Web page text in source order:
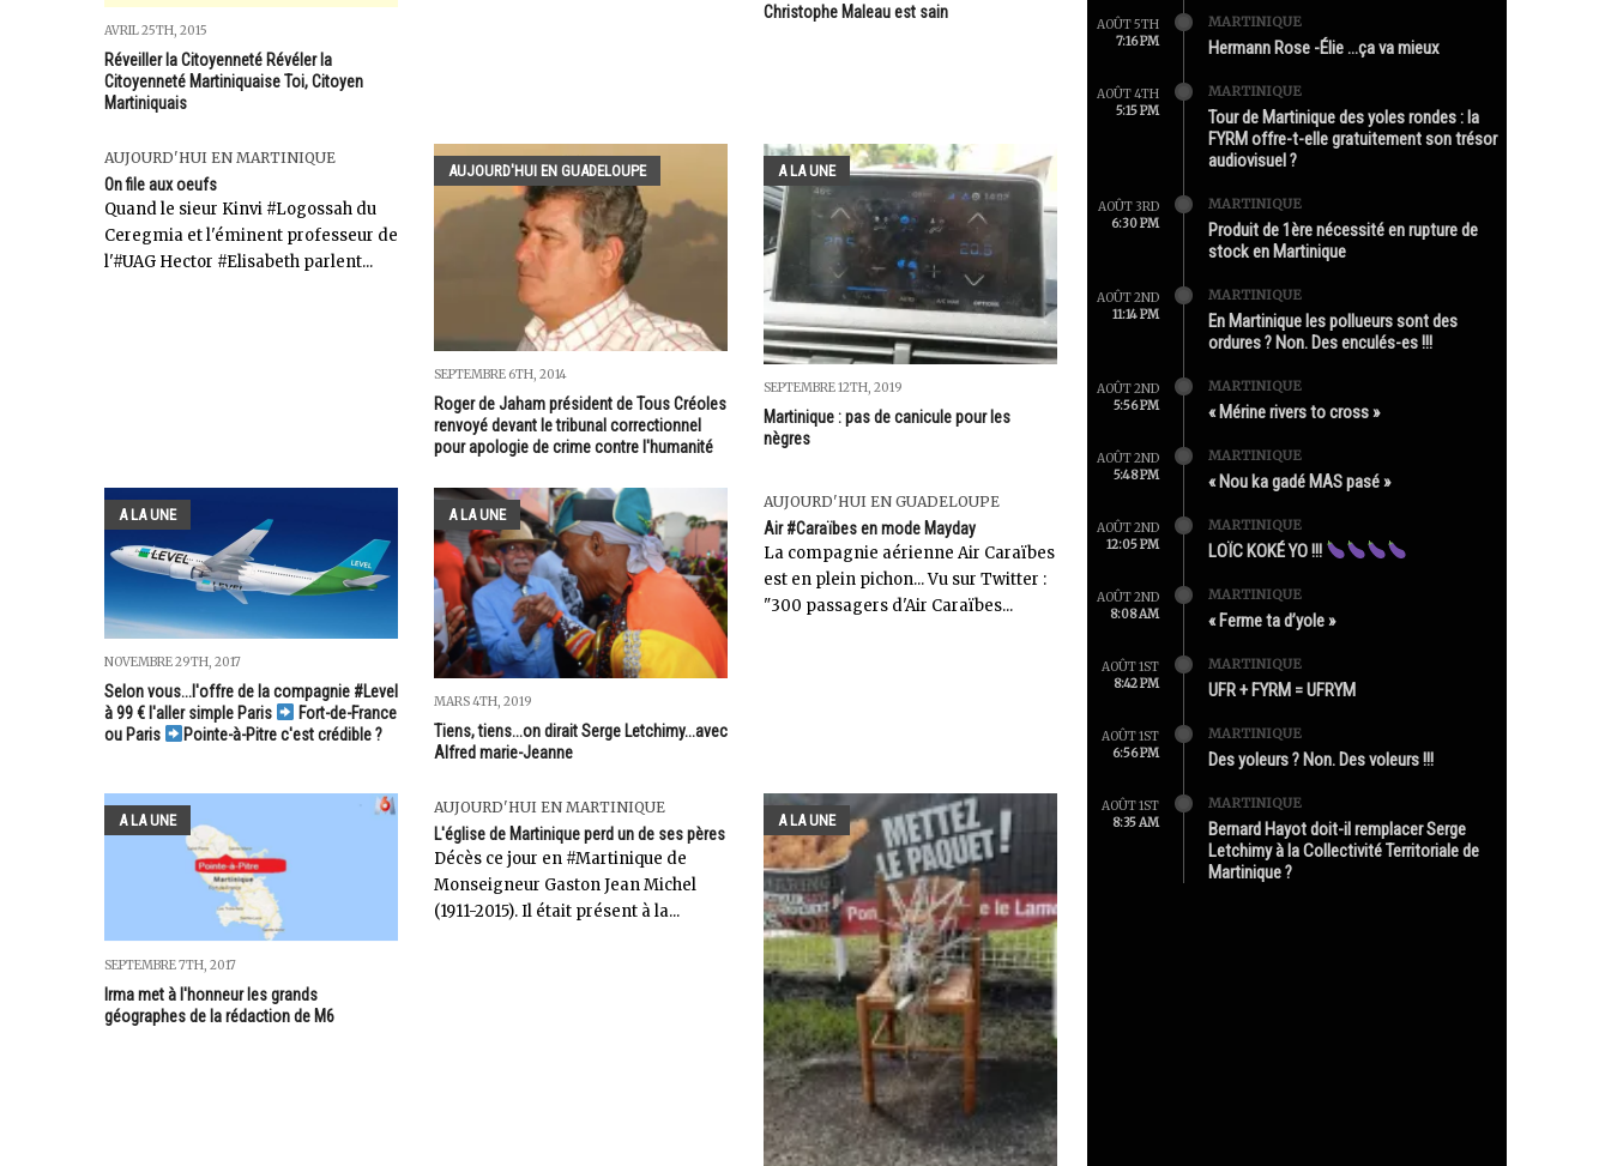
AVRIL 25TH, 2015
Réveiller la Citoyenneté Révéler la
Citoyenneté Martiniquaise Toi, Citoyen
Martiniquais
Christophe Maleau est sain
AUJOURD'HUI EN MARTINIQUE
On file aux oeufs
Quand le sieur Kinvi #Logossah du
Ceregmia et l'éminent professeur de
l'#UAG Hector #Elisabeth parlent...
AUJOURD'HUI EN GUADELOUPE
SEPTEMBRE 6TH, 2014
Roger de Jaham président de Tous Créoles
renvoyé devant le tribunal correctionnel
pour apologie de crime contre l'humanité
A LA UNE
SEPTEMBRE 12TH, 2019
Martinique : pas de canicule pour les
nègres
A LA UNE
NOVEMBRE 29TH, 2017
Selon vous...l'offre de la compagnie #Level
à 99 € l'aller simple Paris
Fort-de-France
ou Paris
Pointe-à-Pitre c'est crédible ?
A LA UNE
MARS 4TH, 2019
Tiens, tiens...on dirait Serge Letchimy...avec
Alfred marie-Jeanne
AUJOURD'HUI EN GUADELOUPE
Air #Caraïbes en mode Mayday
La compagnie aérienne Air Caraïbes
est en plein pichon... Vu sur Twitter :
"300 passagers d'Air Caraïbes...
A LA UNE
SEPTEMBRE 7TH, 2017
Irma met à l'honneur les grands
géographes de la rédaction de M6
AUJOURD'HUI EN MARTINIQUE
L'église de Martinique perd un de ses pères
Décès ce jour en #Martinique de
Monseigneur Gaston Jean Michel
(1911-2015). Il était présent à la...
A LA UNE
AOÛT 5TH
7:16 PM
MARTINIQUE
Hermann Rose -Élie …ça va mieux
AOÛT 4TH
5:15 PM
MARTINIQUE
Tour de Martinique des yoles rondes : la
FYRM offre-t-elle gratuitement son trésor
audiovisuel ?
AOÛT 3RD
6:30 PM
MARTINIQUE
Produit de 1ère nécessité en rupture de
stock en Martinique
AOÛT 2ND
11:14 PM
MARTINIQUE
En Martinique les pollueurs sont des
ordures ? Non. Des enculés-es !!!
AOÛT 2ND
5:56 PM
MARTINIQUE
« Mérine rivers to cross »
AOÛT 2ND
5:48 PM
MARTINIQUE
« Nou ka gadé MAS pasé »
AOÛT 2ND
12:05 PM
MARTINIQUE
LOÏC KOKÉ YO !!!
AOÛT 2ND
8:08 AM
MARTINIQUE
« Ferme ta d’yole »
AOÛT 1ST
8:42 PM
MARTINIQUE
UFR + FYRM = UFRYM
AOÛT 1ST
6:56 PM
MARTINIQUE
Des yoleurs ? Non. Des voleurs !!!
AOÛT 1ST
8:35 AM
MARTINIQUE
Bernard Hayot doit-il remplacer Serge
Letchimy à la Collectivité Territoriale de
Martinique ?